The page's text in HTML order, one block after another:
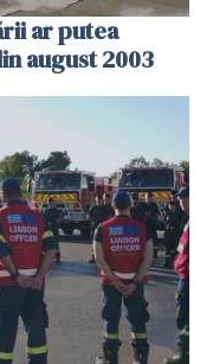
ar putea
august 2003